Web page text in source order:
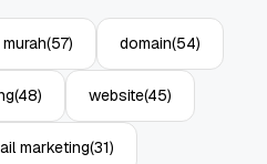
(57) domain(54)
(48) website(45)
marketing(31)